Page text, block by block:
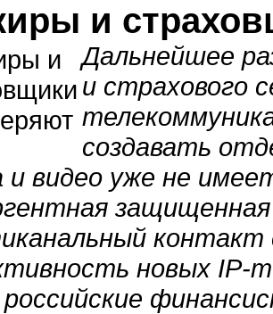
и
Дальнейшее
и страхового
создавать
и видео уже не
новых IP-
российские